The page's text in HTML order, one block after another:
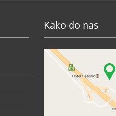
Kako do nas